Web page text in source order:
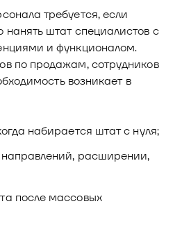
автоматизации
требуется, если
штат специалистов с
и функционалом.
по продажам, сотрудников
возникает в
набирается штат с нуля;
расширении,
после массовых